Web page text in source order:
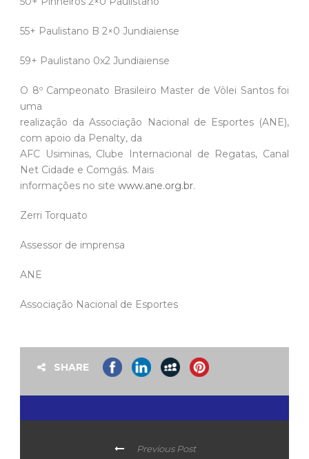
55+ Paulistano B 2×0 Jundiaiense
59+ Paulistano 0x2 Jundiaiense
O 8º Campeonato Brasileiro Master de Vôlei Santos foi
uma
realização da Associação Nacional de Esportes (ANE),
com apoio da Penalty, da
AFC Usiminas, Clube Internacional de Regatas, Canal
Net Cidade e Comgás. Mais
informações no site www.ane.org.br.
Zerri Torquato
Assessor de imprensa
ANE
Associação Nacional de Esportes
SHARE
Previous Post